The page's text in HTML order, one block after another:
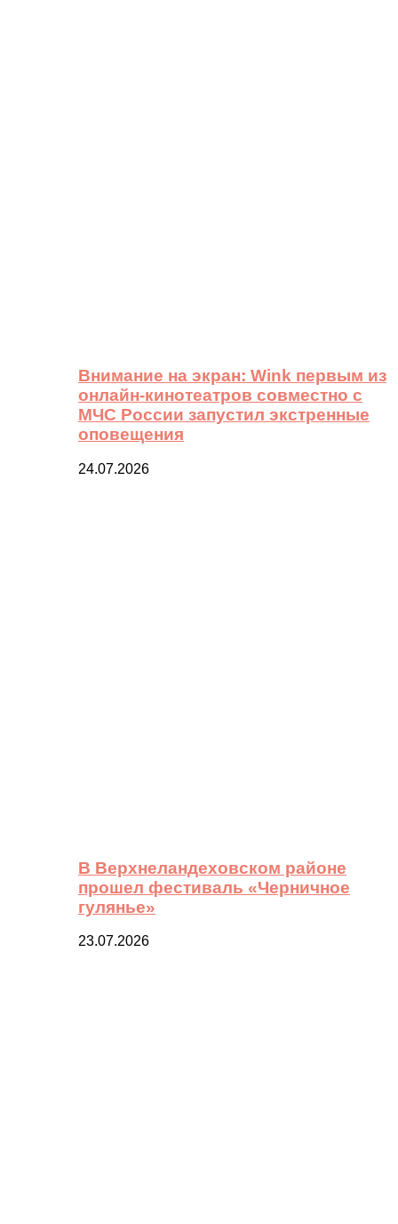
Внимание на экран: Wink первым из
онлайн-кинотеатров совместно с
МЧС России запустил экстренные
оповещения
24.07.2026
В Верхнеландеховском районе
прошел фестиваль «Черничное
гулянье»
23.07.2026